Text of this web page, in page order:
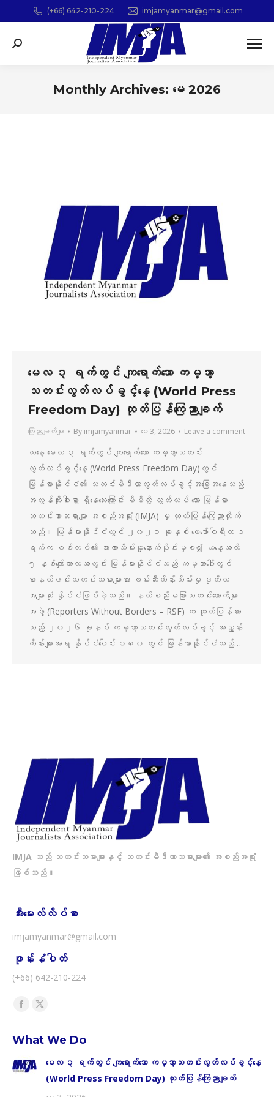
(+66) 642-210-224 imjamyanmar@gmail.com
Search:
Monthly Archives: မေ 2026
မေလ ၃ ရက်တွင် ကျရောက်သော ကမ္ဘာ့
သတင်းလွတ်လပ်ခွင့်နေ့ (World Press
Freedom Day) ထုတ်ပြန်ကြေညာချက်
ကြေညာချက်များ By imjamyanmar မေ 3, 2026 Leave a comment
ယနေ့ မေလ ၃ ရက်တွင် ကျရောက်သော ကမ္ဘာ့သတင်း
လွတ်လပ်ခွင့်နေ့ (World Press Freedom Day)တွင်
မြန်မာနိုင်ငံ၏ သတင်းမီဒီယာလွတ်လပ်ခွင့်အခြေအနေသည်
အလွန်ဆိုးဝါးစွာ ရှိနေသေးကြောင်း မိမိတို့ လွတ်လပ် သော မြန်မာ
သတင်းစာဆရာများ အစည်းအရုံး (IMJA) မှ ထုတ်ပြန်ကြေညာလိုက်
သည်။ မြန်မာနိုင်ငံတွင် ၂၀၂၁ ခုနှစ် ဖေဖော်ဝါရီလ ၁
ရက်က စစ်တပ်၏ အာဏာသိမ်းမှုနောက်ပိုင်းမှစ၍ ယနေ့အထိ
၅ နှစ်ကျော်ကာလအတွင်း မြန်မာနိုင်ငံသည် ကမ္ဘာပေါ်တွင်
စာနယ်ဇင်းသတင်းသမားများအား ဖမ်းဆီးထိန်းသိမ်းမှု ဒုတိယ
အများဆုံး နိုင်ငံဖြစ်ခဲ့သည်။ နယ်စည်းမခြားသတင်းထောက်များ
အဖွဲ့ (Reporters Without Borders – RSF) က ထုတ်ပြန်ထား
သည့် ၂၀၂၆ ခုနှစ် ကမ္ဘာ့သတင်းလွတ်လပ်ခွင့် အညွှန်း
ကိန်းများအရ နိုင်ငံပေါင်း ၁၈၀ တွင် မြန်မာနိုင်ငံသည်…
IMJA သည် သတင်းသမားများနှင့် သတင်းမီဒီယာသမားများ၏ အစည်းအရုံး
ဖြစ်သည်။
အီးမေးလ်လိပ်စာ
imjamyanmar@gmail.com
ဖုန်းနံပါတ်
(+66) 642-210-224
Find us on:
Facebook
opens
in
new
X
opens
new
What We Do
မေလ ၃ ရက်တွင် ကျရောက်သော ကမ္ဘာ့သတင်းလွတ်လပ်ခွင့်နေ့
(World Press Freedom Day) ထုတ်ပြန်ကြေညာချက်